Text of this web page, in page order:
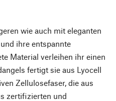
wie auch mit eleganten
ihre entspannte
Material verleihen ihr einen
fertigt sie aus Lyocell
Zellulosefaser, die aus
zertifizierten und